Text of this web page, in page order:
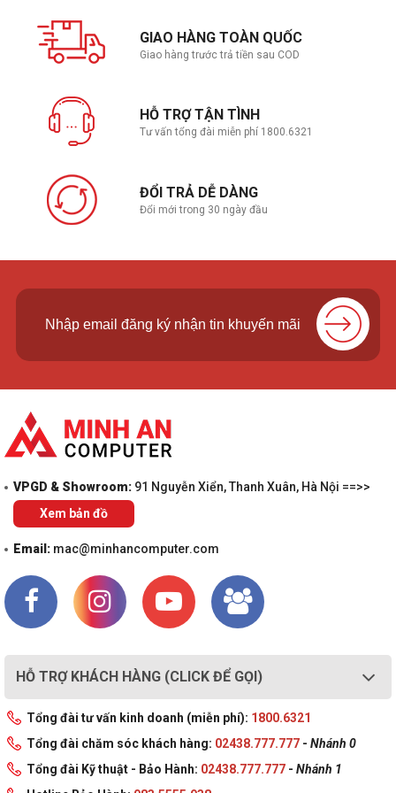
Trước đây các bộ vi xử lý có mã X thường không được trang
bị nhân đồ họa tích hợp mà thường chỉ có dòng APU là các
Radeon RDNA 2 nằm trên IOD (I/O Die) hỗ trợ tối đa bốn
đầu ra hiển thị, bao gồm cổng DisplayPort 2 và HDMI 2.1,
sự thay đổi này sẽ giúp bạn không cần phải mua một
chiếccard đồ họa rờichỉ để xuất hình, nó có sức mạnh đồ
dụng làm bộ tăng tốc giải mã video. Ngoài ra AMD cũng sẽ
mang công nghệ Smart Shift ECO vào, cho phép chuyển đổi
công việc đồ họa giữa iGPU và card màn hình rời để tiết kiệm
điện năng.
Hỗ trợ RAM PC DDR5 và RAM ECC
GIAO HÀNG TOÀN QUỐC
Giao hàng trước trả tiền sau COD
HỖ TRỢ TẬN TÌNH
Tư vấn tổng đài miễn phí 1800.6321
ĐỔI TRẢ DỄ DÀNG
Đổi mới trong 30 ngày đầu
VPGD & Showroom: 91 Nguyễn Xiển, Thanh Xuân, Hà Nội ==>>
Xem bản đồ
Email: mac@minhancomputer.com
HỖ TRỢ KHÁCH HÀNG (CLICK ĐỂ GỌI)
Tổng đài tư vấn kinh doanh (miễn phí): 1800.6321
Tổng đài chăm sóc khách hàng: 02438.777.777 - Nhánh 0
Tổng đài Kỹ thuật - Bảo Hành: 02438.777.777 - Nhánh 1